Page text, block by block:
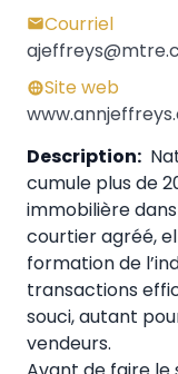
Courriel
Site web
Description:
cumule plus de
immobilière
courtier agréé,
formation de
transactions
souci, autant
vendeurs.